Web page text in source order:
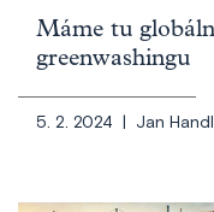
Máme tu
greenwashingu
5. 2. 2024 | Jan Handl